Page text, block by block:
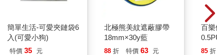
簡單生活-可愛夾鏈袋6
入(可愛小狗)
特價 35 元
北極熊美紋遮蔽膠帶
18mm×30y藍
88 折 特價 63 元
百
量)
85 折